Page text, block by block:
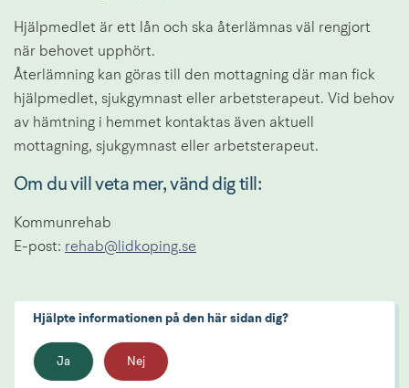
Hjälpmedlet är ett lån och ska återlämnas väl rengjort
när behovet upphört.
Återlämning kan göras till den mottagning där man fick
hjälpmedlet, sjukgymnast eller arbetsterapeut. Vid behov
av hämtning i hemmet kontaktas även aktuell
mottagning, sjukgymnast eller arbetsterapeut.
Om du vill veta mer, vänd dig till:
Kommunrehab
E-post: rehab@lidkoping.se
Hjälpte informationen på den här sidan dig?
Ja Nej